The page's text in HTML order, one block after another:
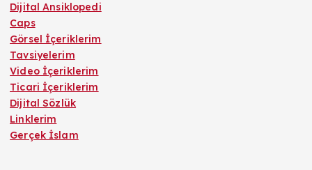
Dijital Ansiklopedi
Caps
Görsel İçeriklerim
Tavsiyelerim
Video İçeriklerim
Ticari İçeriklerim
Dijital Sözlük
Linklerim
Gerçek İslam